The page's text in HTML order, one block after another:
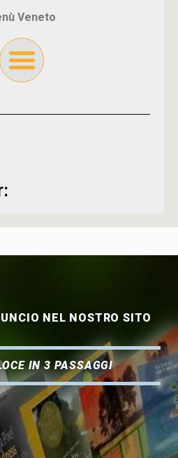
Veneto
NEL NOSTRO SITO
IN 3 PASSAGGI